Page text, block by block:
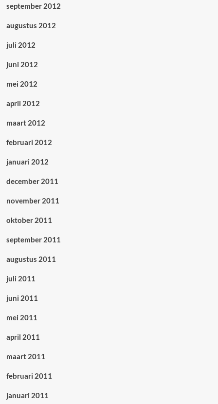
september 2012
augustus 2012
juli 2012
juni 2012
mei 2012
april 2012
maart 2012
februari 2012
januari 2012
december 2011
november 2011
oktober 2011
september 2011
augustus 2011
juli 2011
juni 2011
mei 2011
april 2011
maart 2011
februari 2011
januari 2011